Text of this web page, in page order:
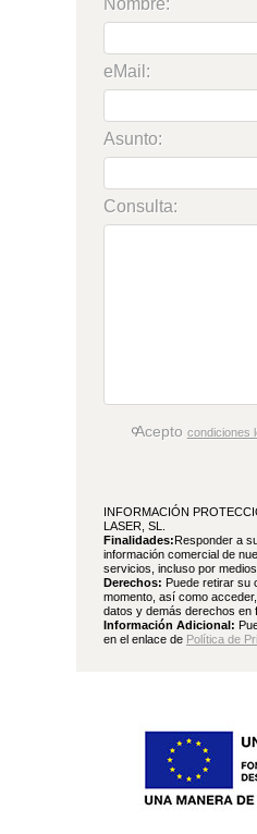
Nombre:
eMail:
Asunto:
Consulta:
Acepto condiciones
INFORMACIÓN
LASER, SL.
Finalidades:Responder a
información comercial de
servicios, incluso por
Derechos: Puede retirar su
momento, así como
datos y demás derechos en
Información Adicional:
en el enlace de Política de